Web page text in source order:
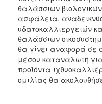
θαλάσσιων βιολογικών
ασφάλεια,
υδατοκαλλιεργειών
θαλάσσιων
θα γίνει αναφορά σε
μέσου καταναλωτή
προϊόντα
ομιλίας θα